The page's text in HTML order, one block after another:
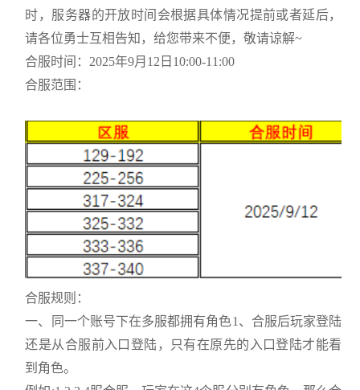
时，服务器的开放时间会根据具体情况提前或者延后，
请各位勇士互相告知，给您带来不便，敬请谅解~
合服时间：2025年9月12日10:00-11:00
合服范围：
合服规则：
一、同一个账号下在多服都拥有角色1、合服后玩家登陆
还是从合服前入口登陆，只有在原先的入口登陆才能看
到角色。